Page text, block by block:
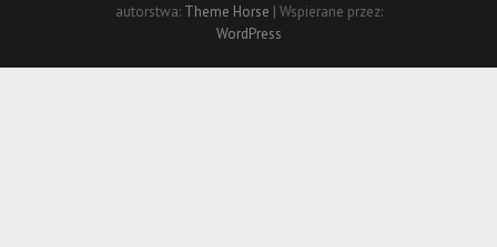
autorstwa: Theme Horse | Wspierane przez:
WordPress